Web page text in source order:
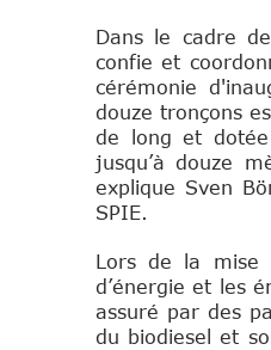
Dans le cadre
confie et
cérémonie
douze tronçons
de long et
jusqu’à douze
explique Sven
SPIE.
Lors de la mise
d’énergie et les
assuré par des
du biodiesel et